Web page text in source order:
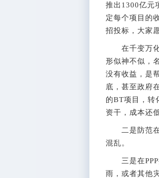
推出1300亿元
定每个项目的
招投标，大家
在千变万化
形似神不似，
没有收益，是
底，甚至政府
的BT项目，转
资干，成本还
二是防范在
混乱。
三是在PPP
雨，或者其他